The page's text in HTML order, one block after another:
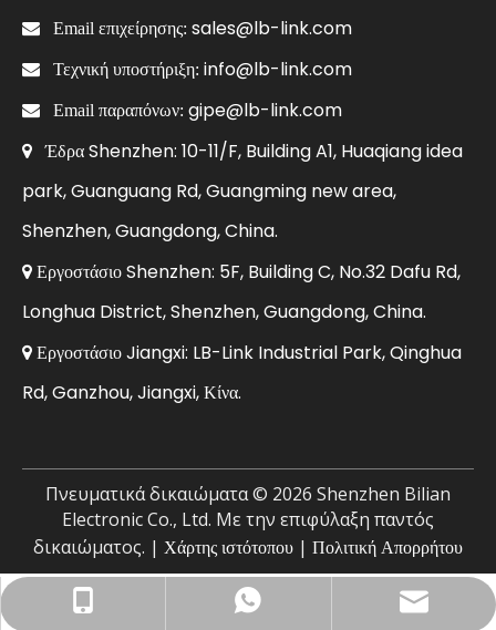
 Email επιχείρησης: sales@lb-link.com
 Τεχνική υποστήριξη: info@lb-link.com
 Email παραπόνων: gipe@lb-link.com
Έδρα Shenzhen: 10-11/F, Building A1, Huaqiang idea
park, Guanguang Rd, Guangming new area,
Shenzhen, Guangdong, China.
 Εργοστάσιο Shenzhen: 5F, Building C, No.32 Dafu Rd,
Longhua District, Shenzhen, Guangdong, China.
 Εργοστάσιο Jiangxi: LB-Link Industrial Park, Qinghua
Rd, Ganzhou, Jiangxi, Κίνα.
+86- 13923714138
+86 13923714138
Email επιχείρησης: sales@lb-link.com
Πνευματικά δικαιώματα © 2026 Shenzhen Bilian
Electronic Co., Ltd. Με την επιφύλαξη παντός
δικαιώματος. | Χάρτης ιστότοπου | Πολιτική Απορρήτου